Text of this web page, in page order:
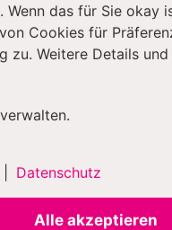
220 - 240 V
50/60 Hz
KAUFTEN
Wenn das für Sie okay
Cookies für
zu. Weitere Details
Datenschutz
Alle akzeptieren